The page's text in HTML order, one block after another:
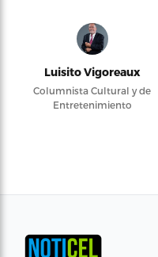
Luisito Vigoreaux
Columnista Cultural y de
Entretenimiento